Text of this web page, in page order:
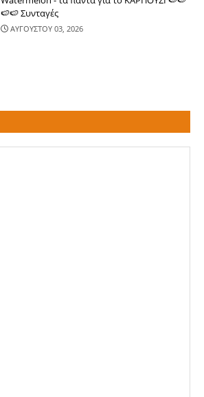
🍉🍉 Συνταγές
ΑΥΓΟΥΣΤΟΥ 03, 2026